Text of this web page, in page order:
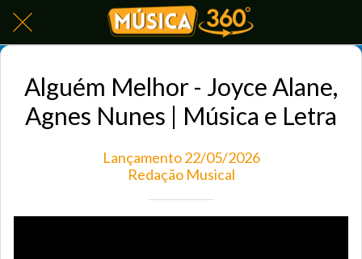
Alguém Melhor - Joyce Alane,
Agnes Nunes | Música e Letra
Lançamento 22/05/2026
Redação Musical